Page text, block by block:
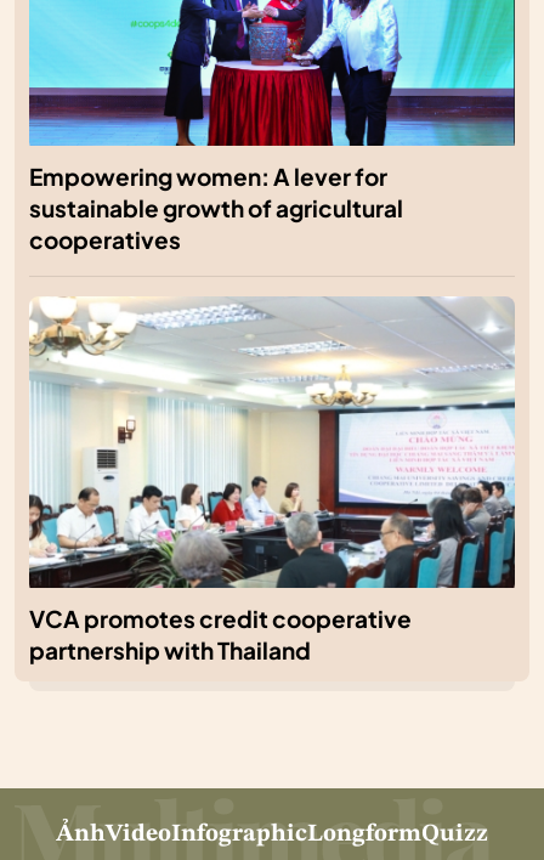
Empowering women: A lever for
sustainable growth of agricultural
cooperatives
VCA promotes credit cooperative
partnership with Thailand
ẢnhVideoInfographicLongformQuizz